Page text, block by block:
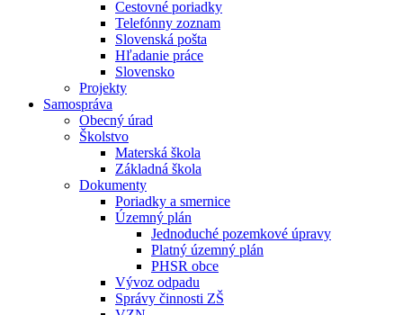
Cestovné poriadky
Telefónny zoznam
Slovenská pošta
Hľadanie práce
Slovensko
Projekty
Samospráva
Obecný úrad
Školstvo
Materská škola
Základná škola
Dokumenty
Poriadky a smernice
Územný plán
Jednoduché pozemkové úpravy
Platný územný plán
PHSR obce
Vývoz odpadu
Správy činnosti ZŠ